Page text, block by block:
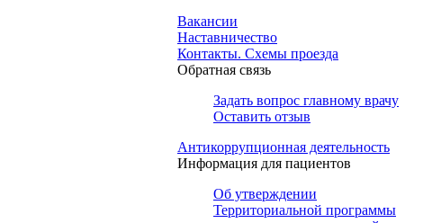
Вакансии
Наставничество
Контакты. Схемы проезда
Обратная связь
Задать вопрос главному врачу
Оставить отзыв
Антикоррупционная деятельность
Информация для пациентов
Об утверждении
Территориальной программы